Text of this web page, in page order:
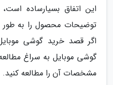
این اتفاق بسیارساده
توضیحات محصول را به طور
اگر قصد خرید گوشی
گوشی موبایل به سراغ
مشخصات آن را مطالعه کنید.